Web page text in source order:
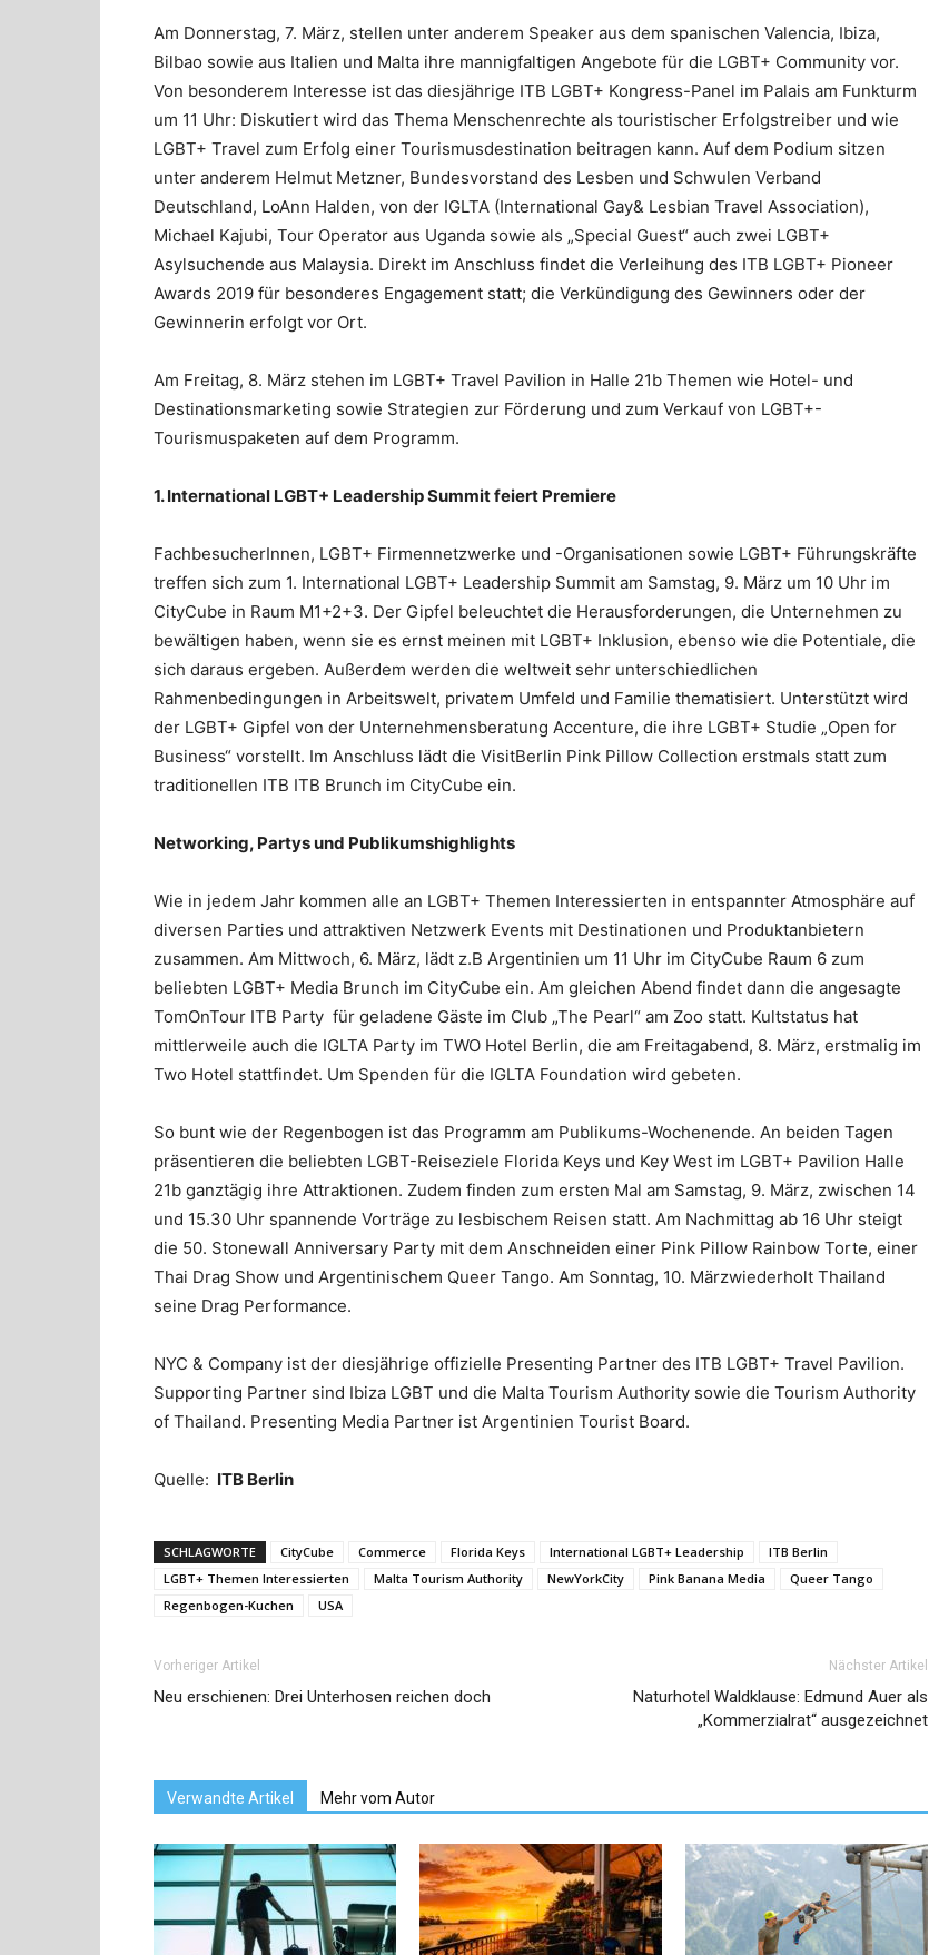
Am Donnerstag, 7. März, stellen unter anderem Speaker aus dem spanischen Valencia, Ibiza,
Bilbao sowie aus Italien und Malta ihre mannigfaltigen Angebote für die LGBT+ Community vor.
Von besonderem Interesse ist das diesjährige ITB LGBT+ Kongress-Panel im Palais am Funkturm
um 11 Uhr: Diskutiert wird das Thema Menschenrechte als touristischer Erfolgstreiber und wie
LGBT+ Travel zum Erfolg einer Tourismusdestination beitragen kann. Auf dem Podium sitzen
unter anderem Helmut Metzner, Bundesvorstand des Lesben und Schwulen Verband
Deutschland, LoAnn Halden, von der IGLTA (International Gay& Lesbian Travel Association),
Michael Kajubi, Tour Operator aus Uganda sowie als „Special Guest“ auch zwei LGBT+
Asylsuchende aus Malaysia. Direkt im Anschluss findet die Verleihung des ITB LGBT+ Pioneer
Awards 2019 für besonderes Engagement statt; die Verkündigung des Gewinners oder der
Gewinnerin erfolgt vor Ort.
Am Freitag, 8. März stehen im LGBT+ Travel Pavilion in Halle 21b Themen wie Hotel- und
Destinationsmarketing sowie Strategien zur Förderung und zum Verkauf von LGBT+-
Tourismuspaketen auf dem Programm.
1. International LGBT+ Leadership Summit feiert Premiere
FachbesucherInnen, LGBT+ Firmennetzwerke und -Organisationen sowie LGBT+ Führungskräfte
treffen sich zum 1. International LGBT+ Leadership Summit am Samstag, 9. März um 10 Uhr im
CityCube in Raum M1+2+3. Der Gipfel beleuchtet die Herausforderungen, die Unternehmen zu
bewältigen haben, wenn sie es ernst meinen mit LGBT+ Inklusion, ebenso wie die Potentiale, die
sich daraus ergeben. Außerdem werden die weltweit sehr unterschiedlichen
Rahmenbedingungen in Arbeitswelt, privatem Umfeld und Familie thematisiert. Unterstützt wird
der LGBT+ Gipfel von der Unternehmensberatung Accenture, die ihre LGBT+ Studie „Open for
Business“ vorstellt. Im Anschluss lädt die VisitBerlin Pink Pillow Collection erstmals statt zum
traditionellen ITB ITB Brunch im CityCube ein.
Networking, Partys und Publikumshighlights
Wie in jedem Jahr kommen alle an LGBT+ Themen Interessierten in entspannter Atmosphäre auf
diversen Parties und attraktiven Netzwerk Events mit Destinationen und Produktanbietern
zusammen. Am Mittwoch, 6. März, lädt z.B Argentinien um 11 Uhr im CityCube Raum 6 zum
beliebten LGBT+ Media Brunch im CityCube ein. Am gleichen Abend findet dann die angesagte
TomOnTour ITB Party für geladene Gäste im Club „The Pearl“ am Zoo statt. Kultstatus hat
mittlerweile auch die IGLTA Party im TWO Hotel Berlin, die am Freitagabend, 8. März, erstmalig im
Two Hotel stattfindet. Um Spenden für die IGLTA Foundation wird gebeten.
So bunt wie der Regenbogen ist das Programm am Publikums-Wochenende. An beiden Tagen
präsentieren die beliebten LGBT-Reiseziele Florida Keys und Key West im LGBT+ Pavilion Halle
21b ganztägig ihre Attraktionen. Zudem finden zum ersten Mal am Samstag, 9. März, zwischen 14
und 15.30 Uhr spannende Vorträge zu lesbischem Reisen statt. Am Nachmittag ab 16 Uhr steigt
die 50. Stonewall Anniversary Party mit dem Anschneiden einer Pink Pillow Rainbow Torte, einer
Thai Drag Show und Argentinischem Queer Tango. Am Sonntag, 10. Märzwiederholt Thailand
seine Drag Performance.
NYC & Company ist der diesjährige offizielle Presenting Partner des ITB LGBT+ Travel Pavilion.
Supporting Partner sind Ibiza LGBT und die Malta Tourism Authority sowie die Tourism Authority
of Thailand. Presenting Media Partner ist Argentinien Tourist Board.
Quelle: ITB Berlin
SCHLAGWORTE CityCube Commerce Florida Keys International LGBT+ Leadership
ITB Berlin
LGBT+ Themen Interessierten
Malta Tourism Authority NewYorkCity Pink Banana Media
Queer Tango
Regenbogen-Kuchen
USA
Vorheriger Artikel
Neu erschienen: Drei Unterhosen reichen doch
Nächster Artikel
Naturhotel Waldklause: Edmund Auer als
„Kommerzialrat“ ausgezeichnet
Verwandte Artikel Mehr vom Autor